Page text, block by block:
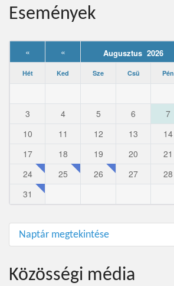
Események
« « Augusztus 2026
Hét Ked Sze Csü Pén
3
4 5 6 7
10
11 12 13 14
17
18 19 20 21
24
25 26 27 28
31
Naptár megtekintése
Közösségi média